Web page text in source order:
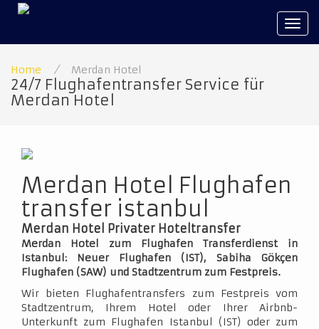
Home / Merdan Hotel
24/7 Flughafentransfer Service für
Merdan Hotel
Merdan Hotel Flughafen
transfer istanbul
Merdan Hotel Privater Hoteltransfer
Merdan Hotel zum Flughafen Transferdienst in
Istanbul: Neuer Flughafen (IST), Sabiha Gökçen
Flughafen (SAW) und Stadtzentrum zum Festpreis.
Wir bieten Flughafentransfers zum Festpreis vom
Stadtzentrum, Ihrem Hotel oder Ihrer Airbnb-
Unterkunft zum Flughafen Istanbul (IST) oder zum